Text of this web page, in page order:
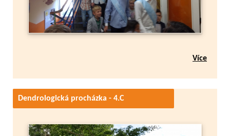
Více
Dendrologická procházka - 4.C